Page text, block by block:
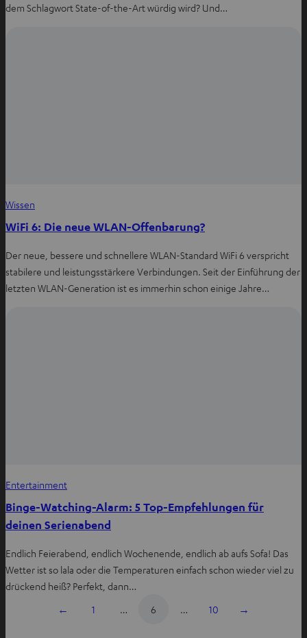
dem Schlagwort State-of-the-Art würdig wird? Und…
Wissen
WiFi 6: Die neue WLAN-Offenbarung?
Der neue, bessere und schnellere WLAN-Standard WiFi 6 verspricht
stabilere und leistungsstärkere Verbindungen. Seit der Einführung der
letzten WLAN-Generation ist es immerhin schon einige Jahre…
Entertainment
Binge-Watching-Alarm: 5 Top-Empfehlungen für
deinen Serienabend
Endlich Feierabend, endlich Wochenende, endlich ab aufs Sofa! Das
Wetter ist so lala oder die Temperaturen einfach schon wieder viel zu
drückend heiß? Perfekt, dann…
←
1 … 6 … 10 →